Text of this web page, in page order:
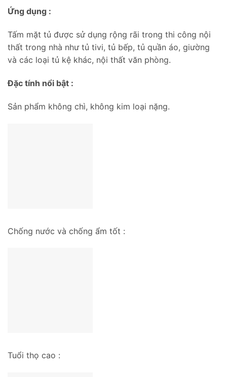
Ứng dụng :
Tấm mặt tủ được sử dụng rộng rãi trong thi công nội
thất trong nhà như tủ tivi, tủ bếp, tủ quần áo, giường
và các loại tủ kệ khác, nội thất văn phòng.
Đặc tính nổi bật :
Sản phẩm không chì, không kim loại nặng.
Chống nước và chống ẩm tốt :
Tuổi thọ cao :